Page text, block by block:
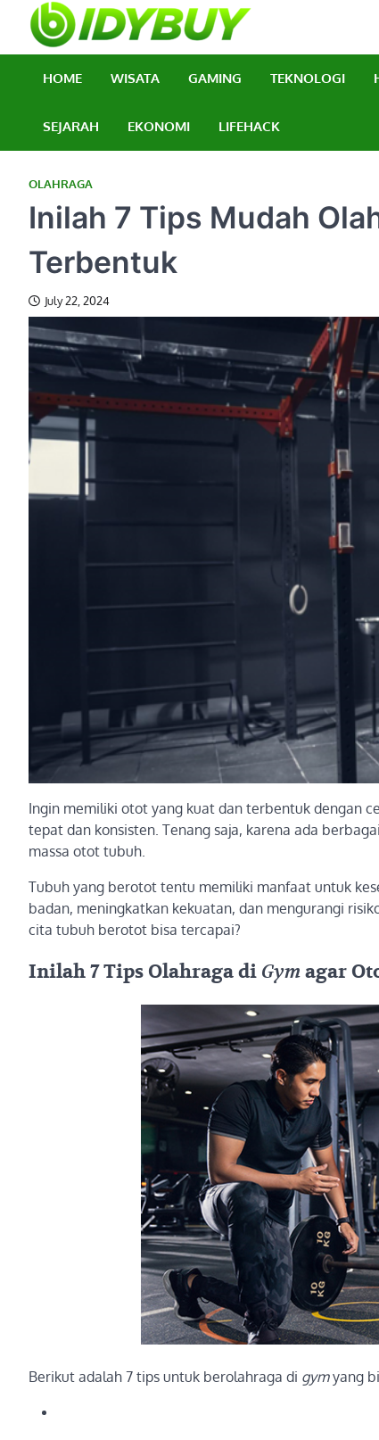
content
BidyBuy
HOME WISATA GAMING TEKNOLOGI
SEJARAH EKONOMI LIFEHACK
OLAHRAGA
Inilah 7 Tips Mudah
Terbentuk
July 22, 2024
Ingin memiliki otot yang kuat dan terbentuk dengan
tepat dan konsisten. Tenang saja, karena ada
massa otot tubuh.
Tubuh yang berotot tentu memiliki manfaat untuk
badan, meningkatkan kekuatan, dan mengurangi
cita tubuh berotot bisa tercapai?
Inilah 7 Tips Olahraga di Gymagar
Berikut adalah 7 tips untuk berolahraga di gymyang